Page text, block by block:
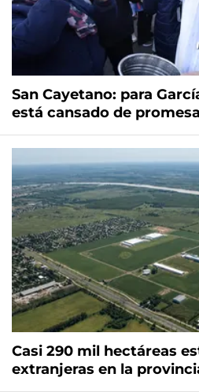
San Cayetano: para
está cansado de
Casi 290 mil hectáreas
extranjeras en la